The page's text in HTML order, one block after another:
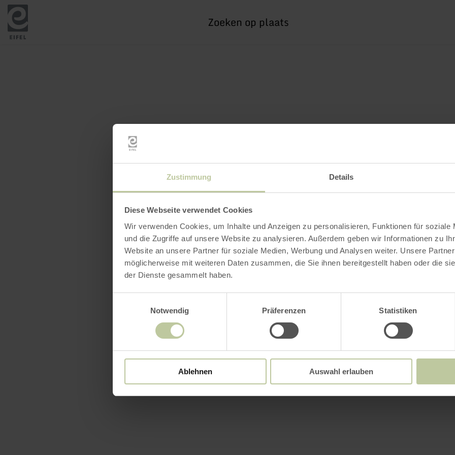
Zustimmung Details
Diese Webseite verwendet Cookies
Wir verwenden Cookies, um Inhalte und Anzeigen zu personalisieren, Funktionen für soziale
und die Zugriffe auf unsere Website zu analysieren. Außerdem geben wir Informationen zu
Website an unsere Partner für soziale Medien, Werbung und Analysen weiter. Unsere
möglicherweise mit weiteren Daten zusammen, die Sie ihnen bereitgestellt haben oder die
der Dienste gesammelt haben.
Notwendig
Präferenzen Statistiken
Ablehnen Auswahl erlauben
zoek